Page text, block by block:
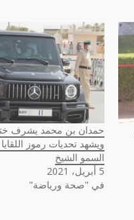
حمدان بن محمد يشرف
ويشهد تحديات رموز
السمو الشيخ
5 أبريل، 2021
في "صحة ورياضة"